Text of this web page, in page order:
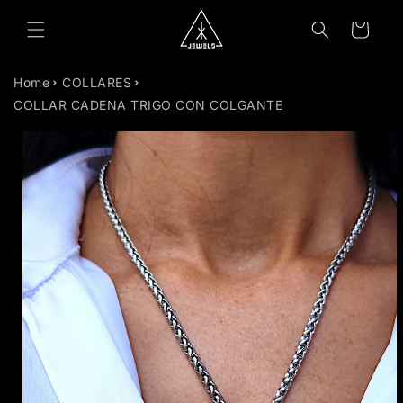
Carrito
Home
COLLARES
COLLAR CADENA TRIGO CON COLGANTE